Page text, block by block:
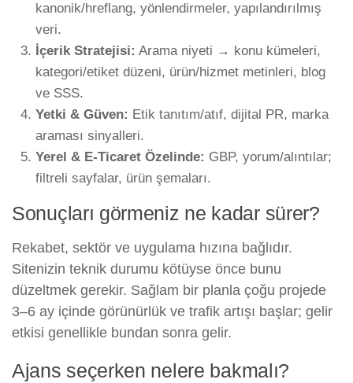
kanonik/hreflang, yönlendirmeler, yapılandırılmış
veri.
İçerik Stratejisi: Arama niyeti → konu kümeleri,
kategori/etiket düzeni, ürün/hizmet metinleri, blog
ve SSS.
Yetki & Güven: Etik tanıtım/atıf, dijital PR, marka
araması sinyalleri.
Yerel & E-Ticaret Özelinde: GBP, yorum/alıntılar;
filtreli sayfalar, ürün şemaları.
Sonuçları görmeniz ne kadar sürer?
Rekabet, sektör ve uygulama hızına bağlıdır.
Sitenizin teknik durumu kötüyse önce bunu
düzeltmek gerekir. Sağlam bir planla çoğu projede
3–6 ay içinde görünürlük ve trafik artışı başlar; gelir
etkisi genellikle bundan sonra gelir.
Ajans seçerken nelere bakmalı?